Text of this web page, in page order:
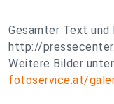
Gesamter Text und
http://
Weitere Bilder
fotoservice.at/